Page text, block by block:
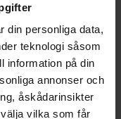
din personliga data,
teknologi såsom
information på din
annonser och
åskådarinsikter
vilka som får
och
Vi vill visa hur
ska må bra och för
våra